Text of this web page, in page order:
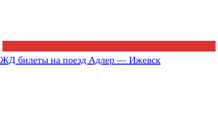
ЖД билеты на поезд Адлер — Ижевск